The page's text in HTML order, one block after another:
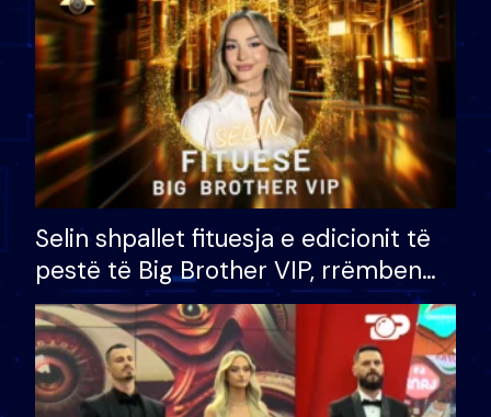
Selin shpallet fituesja e edicionit të
pestë të Big Brother VIP, rrëmben
çmimin e madh prej 100 mijë eurosh